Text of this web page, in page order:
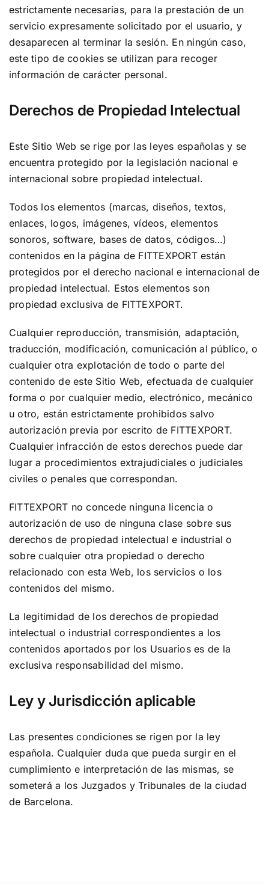
estrictamente necesarias, para la prestación de un
servicio expresamente solicitado por el usuario, y
desaparecen al terminar la sesión. En ningún caso,
este tipo de cookies se utilizan para recoger
información de carácter personal.
Derechos de Propiedad Intelectual
Este Sitio Web se rige por las leyes españolas y se
encuentra protegido por la legislación nacional e
internacional sobre propiedad intelectual.
Todos los elementos (marcas, diseños, textos,
enlaces, logos, imágenes, vídeos, elementos
sonoros, software, bases de datos, códigos…)
contenidos en la página de FITTEXPORT están
protegidos por el derecho nacional e internacional de
propiedad intelectual. Estos elementos son
propiedad exclusiva de FITTEXPORT.
Cualquier reproducción, transmisión, adaptación,
traducción, modificación, comunicación al público, o
cualquier otra explotación de todo o parte del
contenido de este Sitio Web, efectuada de cualquier
forma o por cualquier medio, electrónico, mecánico
u otro, están estrictamente prohibidos salvo
autorización previa por escrito de FITTEXPORT.
Cualquier infracción de estos derechos puede dar
lugar a procedimientos extrajudiciales o judiciales
civiles o penales que correspondan.
FITTEXPORT no concede ninguna licencia o
autorización de uso de ninguna clase sobre sus
derechos de propiedad intelectual e industrial o
sobre cualquier otra propiedad o derecho
relacionado con esta Web, los servicios o los
contenidos del mismo.
La legitimidad de los derechos de propiedad
intelectual o industrial correspondientes a los
contenidos aportados por los Usuarios es de la
exclusiva responsabilidad del mismo.
Ley y Jurisdicción aplicable
Las presentes condiciones se rigen por la ley
española. Cualquier duda que pueda surgir en el
cumplimiento e interpretación de las mismas, se
someterá a los Juzgados y Tribunales de la ciudad
de Barcelona.